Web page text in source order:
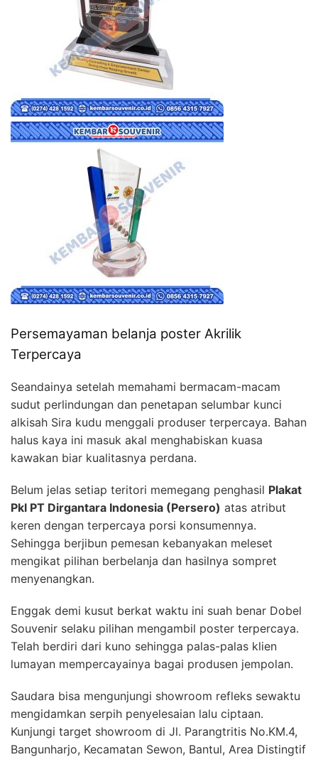
Persemayaman belanja poster Akrilik
Terpercaya
Seandainya setelah memahami bermacam-macam
sudut perlindungan dan penetapan selumbar kunci
alkisah Sira kudu menggali produser terpercaya. Bahan
halus kaya ini masuk akal menghabiskan kuasa
kawakan biar kualitasnya perdana.
Belum jelas setiap teritori memegang penghasil Plakat
Pkl PT Dirgantara Indonesia (Persero) atas atribut
keren dengan terpercaya porsi konsumennya.
Sehingga berjibun pemesan kebanyakan meleset
mengikat pilihan berbelanja dan hasilnya sompret
menyenangkan.
Enggak demi kusut berkat waktu ini suah benar Dobel
Souvenir selaku pilihan mengambil poster terpercaya.
Telah berdiri dari kuno sehingga palas-palas klien
lumayan mempercayainya bagai produsen jempolan.
Saudara bisa mengunjungi showroom refleks sewaktu
mengidamkan serpih penyelesaian lalu ciptaan.
Kunjungi target showroom di Jl. Parangtritis No.KM.4,
Bangunharjo, Kecamatan Sewon, Bantul, Area Distingtif